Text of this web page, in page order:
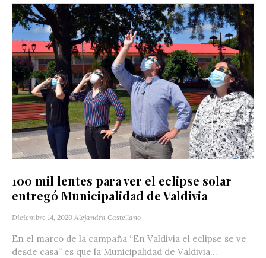
100 mil lentes para ver el eclipse solar
entregó Municipalidad de Valdivia
Diciembre 14, 2020 Alejandra Castellano
En el marco de la campaña “En Valdivia el eclipse se ve
desde casa” es que la Municipalidad de Valdivia...